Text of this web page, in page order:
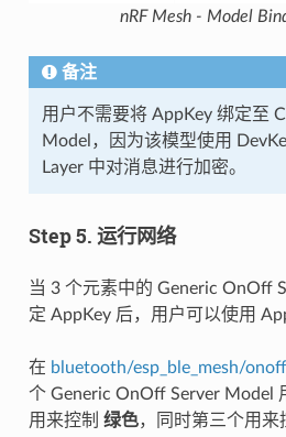
nRF Mesh - Model
备注
用户不需要将 AppKey 绑定至
Model，因为该模型使用
Layer 中对消息进行加密。
Step 5. 运行网络
当 3 个元素中的 Generic OnOff
定 AppKey 后，用户可以使用
在 bluetooth/esp_ble_mesh/
个 Generic OnOff Server Model
用来控制 绿色，同时第三个用来